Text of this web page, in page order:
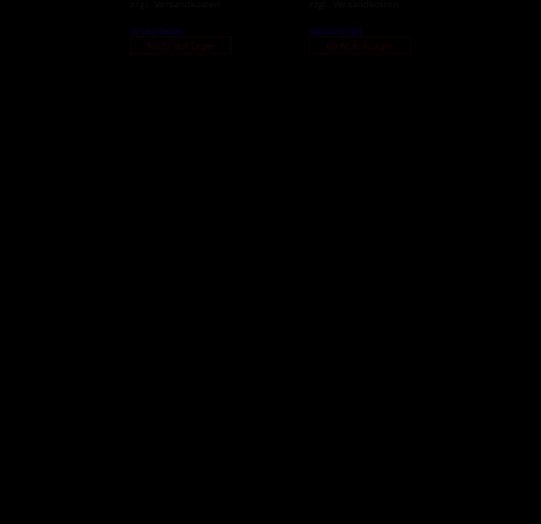
Weiterlesen
Nicht auf Lager
Weiterlesen
Nicht auf Lager